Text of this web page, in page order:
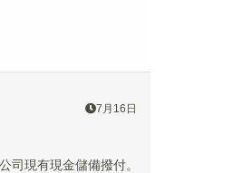
7月16日
司現有現金儲備撥付。